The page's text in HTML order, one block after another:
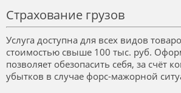
Страхование грузов
Услуга доступна для всех видов
стоимостью свыше 100 тыс. руб.
позволяет обезопасить себя, за счёт
убытков в случае форс-мажорной